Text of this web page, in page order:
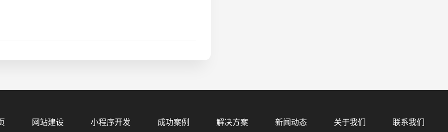
网站建设 小程序开发 成功案例 解决方案 新闻动态 关于我们 联系我们